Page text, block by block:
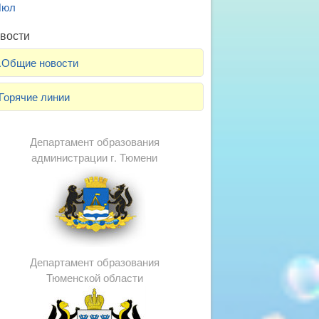
новости
линии
Департамент образования
администрации г. Тюмени
Департамент образования
Тюменской области